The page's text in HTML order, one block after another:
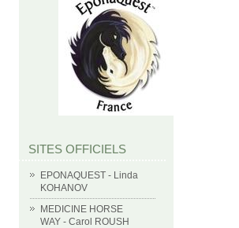
SITES OFFICIELS
EPONAQUEST - Linda
KOHANOV
MEDICINE HORSE
WAY - Carol ROUSH